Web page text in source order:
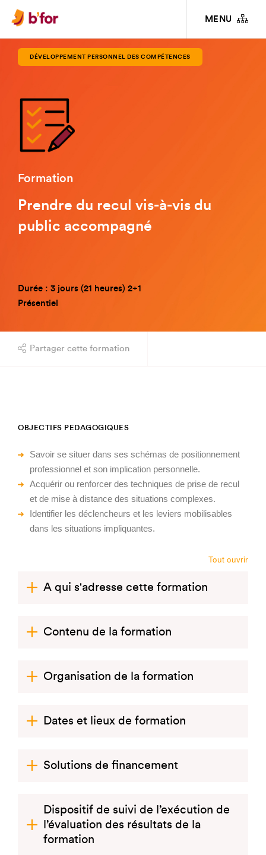
MENU
FORMATIONS
PRENDRE DU RECUL VIS-À-VIS DU PUBLIC ACCOMPAGNÉ
DÉVELOPPEMENT PERSONNEL DES COMPÉTENCES
Formation
Prendre du recul vis-à-vis du
public accompagné
Durée : 3 jours (21 heures) 2+1
Présentiel
Partager cette formation
OBJECTIFS PEDAGOGIQUES
Savoir se situer dans ses schémas de positionnement
professionnel et son implication personnelle.
Acquérir ou renforcer des techniques de prise de recul
et de mise à distance des situations complexes.
Identifier les déclencheurs et les leviers mobilisables
dans les situations impliquantes.
Tout ouvrir
A qui s'adresse cette formation
Contenu de la formation
Organisation de la formation
Dates et lieux de formation
Solutions de financement
Dispositif de suivi de l’exécution de
l’évaluation des résultats de la
formation